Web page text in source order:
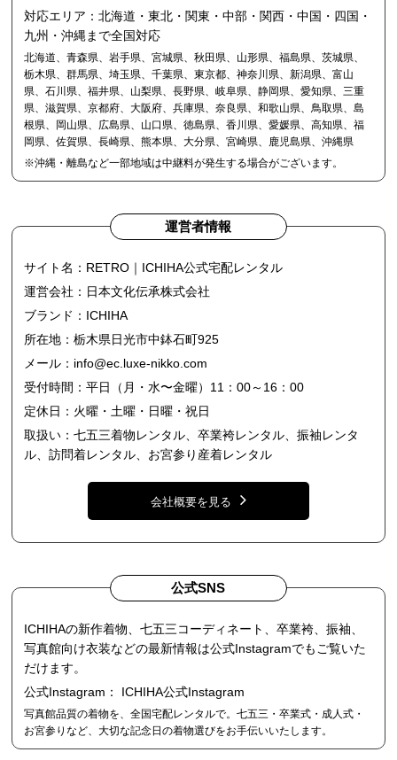
対応エリア：北海道・東北・関東・中部・関西・中国・四国・
九州・沖縄まで全国対応
北海道、青森県、岩手県、宮城県、秋田県、山形県、福島県、茨城県、
栃木県、群馬県、埼玉県、千葉県、東京都、神奈川県、新潟県、富山
県、石川県、福井県、山梨県、長野県、岐阜県、静岡県、愛知県、三重
県、滋賀県、京都府、大阪府、兵庫県、奈良県、和歌山県、鳥取県、島
根県、岡山県、広島県、山口県、徳島県、香川県、愛媛県、高知県、福
岡県、佐賀県、長崎県、熊本県、大分県、宮崎県、鹿児島県、沖縄県
※沖縄・離島など一部地域は中継料が発生する場合がございます。
運営者情報
サイト名：RETRO｜ICHIHA公式宅配レンタル
運営会社：日本文化伝承株式会社
ブランド：ICHIHA
所在地：栃木県日光市中鉢石町925
メール： info@ec.luxe-nikko.com
受付時間：平日（月・水〜金曜）11：00～16：00
定休日：火曜・土曜・日曜・祝日
取扱い：七五三着物レンタル、卒業袴レンタル、振袖レンタ
ル、訪問着レンタル、お宮参り産着レンタル
会社概要を見る
公式SNS
ICHIHAの新作着物、七五三コーディネート、卒業袴、振袖、
写真館向け衣装などの最新情報は公式Instagramでもご覧いた
だけます。
公式Instagram： ICHIHA公式Instagram
写真館品質の着物を、全国宅配レンタルで。七五三・卒業式・成人式・
お宮参りなど、大切な記念日の着物選びをお手伝いいたします。